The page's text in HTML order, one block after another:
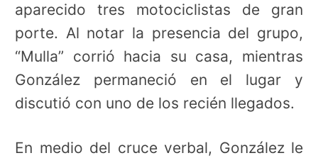
aparecido tres motociclistas de gran
porte. Al notar la presencia del grupo,
“Mulla” corrió hacia su casa, mientras
González permaneció en el lugar y
discutió con uno de los recién llegados.
En medio del cruce verbal, González le